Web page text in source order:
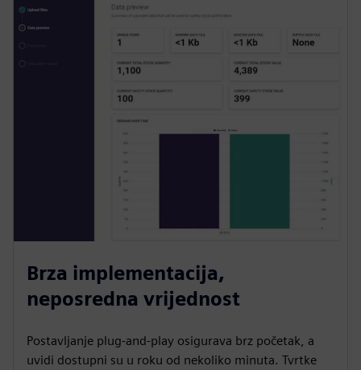
Brza implementacija,
neposredna vrijednost
Postavljanje plug-and-play osigurava brz početak, a
uvidi dostupni su u roku od nekoliko minuta. Tvrtke